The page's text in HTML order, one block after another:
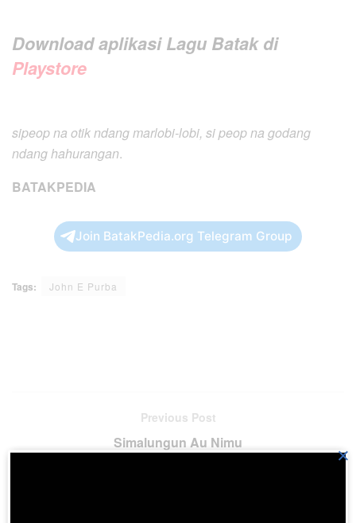
Download aplikasi Lagu Batak di
Playstore
sipeop na otik ndang marlobi-lobi, si peop na godang
ndang hahurangan.
BATAKPEDIA
Join BatakPedia.org Telegram Group
Tags: John E Purba
Previous Post
Simalungun Au Nimu
×